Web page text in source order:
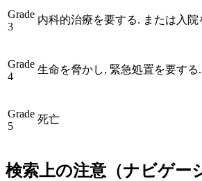
Grade
3
内科的治療を要する. または入院
Grade
4
生命を脅かし, 緊急処置を要する.
Grade
5
死亡
検索上の注意（ナビゲー